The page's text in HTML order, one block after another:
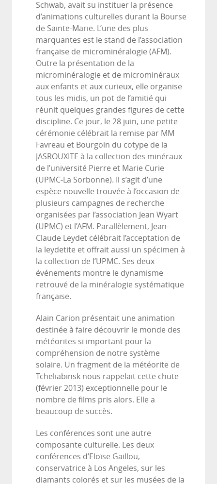
Schwab, avait su instituer la présence
d’animations culturelles durant la Bourse
de Sainte-Marie. L’une des plus
marquantes est le stand de l’association
française de microminéralogie (AFM).
Outre la présentation de la
microminéralogie et de microminéraux
aux enfants et aux curieux, elle organise
tous les midis, un pot de l’amitié qui
réunit quelques grandes figures de cette
discipline. Ce jour, le 28 juin, une petite
cérémonie célébrait la remise par MM
Favreau et Bourgoin du cotype de la
JASROUXITE à la collection des minéraux
de l’université Pierre et Marie Curie
(UPMC-La Sorbonne). Il s’agit d’une
espèce nouvelle trouvée à l’occasion de
plusieurs campagnes de recherche
organisées par l’association Jean Wyart
(UPMC) et l’AFM. Parallèlement, Jean-
Claude Leydet célébrait l’acceptation de
la leydetite et offrait aussi un spécimen à
la collection de l’UPMC. Ses deux
événements montre le dynamisme
retrouvé de la minéralogie systématique
française.
Alain Carion présentait une animation
destinée à faire découvrir le monde des
météorites si important pour la
compréhension de notre système
solaire. Un fragment de la météorite de
Tcheliabinsk nous rappelait cette chute
(février 2013) exceptionnelle pour le
nombre de films pris alors. Elle a
beaucoup de succès.
Les conférences sont une autre
composante culturelle. Les deux
conférences d’Eloïse Gaillou,
conservatrice à Los Angeles, sur les
diamants colorés et sur les musées de la